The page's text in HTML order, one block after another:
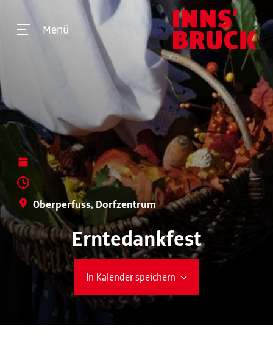
Menü
Oberperfuss, Dorfzentrum
Erntedankfest
In Kalender speichern